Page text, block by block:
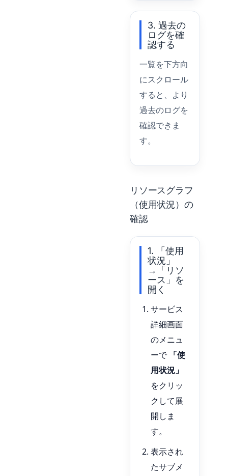
3. 過去の
ログを確
認する
一覧を下方向
にスクロール
すると、より
過去のログを
確認できま
す。
リソースグラフ
（使用状況）の
確認
1. 「使用
状況」
→「リソ
ース」を
開く
サービス
詳細画面
のメニュ
ーで 「使
用状況」
をクリッ
クして展
開しま
す。
表示され
たサブメ